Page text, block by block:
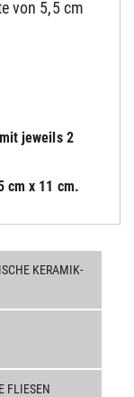
von 5,5 cm
jeweils 2
cm x 11 cm.
KERAMIK-
FLIESEN